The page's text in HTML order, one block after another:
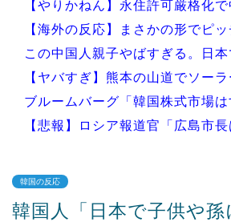
【やりかねん】永住許可厳格化
【海外の反応】まさかの形でピ
この中国人親子やばすぎる。日本
【ヤバすぎ】熊本の山道でソー
ブルームバーグ「韓国株式市場は
【悲報】ロシア報道官「広島市
Powered by livedoor 相互RSS
韓国の反応
韓国人「日本で子供や